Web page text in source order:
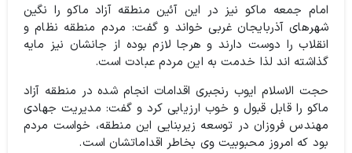
امام جمعه ماکو نیز در این آئین منطقه آزاد ماکو را نگین
شهرهای آذربایجان غربی خواند و گفت: مردم منطقه نظام و
انقلاب را دوست دارند و هرجا لازم بوده از جانشان نیز مایه
گذاشته اند لذا خدمت به این مردم عبادت است.
حجت الاسلام ایوب رنجبری اقدامات انجام شده در منطقه آزاد
ماکو را قابل قبول و خوب ارزیابی کرد و گفت: مدیریت جهادی
مهندس فروزان در توسعه زیربنایی این منطقه، خواست مردم
بود که امروز محبوبیت وی بخاطر اقداماتشان است.